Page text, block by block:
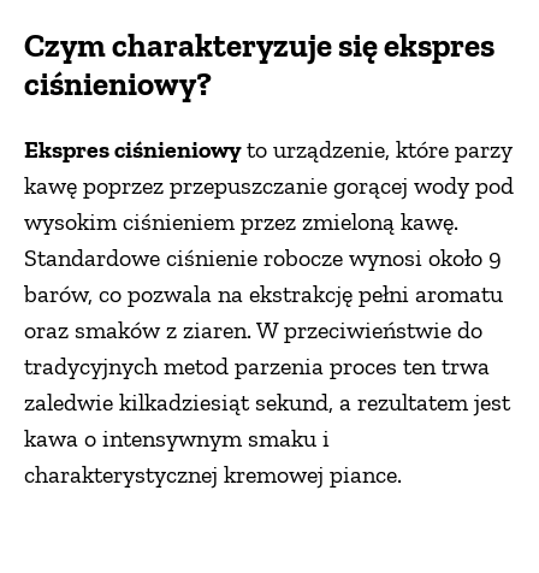
Czym charakteryzuje się ekspres
ciśnieniowy?
Ekspres ciśnieniowyto urządzenie, które parzy
kawę poprzez przepuszczanie gorącej wody pod
wysokim ciśnieniem przez zmieloną kawę.
Standardowe ciśnienie robocze wynosi około 9
barów, co pozwala na ekstrakcję pełni aromatu
oraz smaków z ziaren. W przeciwieństwie do
tradycyjnych metod parzenia proces ten trwa
zaledwie kilkadziesiąt sekund, a rezultatem jest
kawa o intensywnym smaku i
charakterystycznej kremowej piance.
RĘKODZIEŁO
ZWYCZAJE
ZRÓB TO SAM
PRZEPISY
ŚNIADANIA
PRZYSTAWKI